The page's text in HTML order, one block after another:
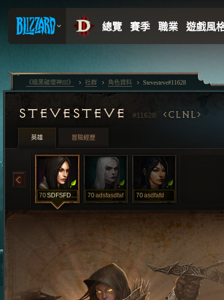
STEVESTEVE #11628 CLNL
英雄 冒險經歷
70 SDFSFDFSF 70adsfasdfaf 70asdfafd
《暗黑破壞神III》 社群 角色資料 Stevesteve#11628